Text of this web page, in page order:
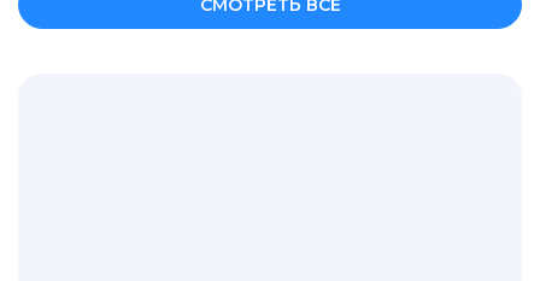
СМОТРЕТЬ ВСЕ